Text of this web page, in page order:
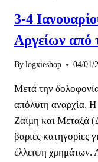
3-4
Αργείων από
By logxieshop 04/01/
Μετά την
απόλυτη αναρχία.
Ζαΐμη και Μεταξά
βαριές κατηγορίες
έλλειψη χρημάτων.